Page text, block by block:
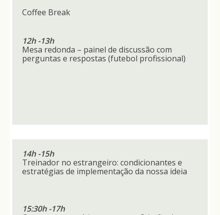
Coffee Break
12h -13h
Mesa redonda – painel de discussão com
perguntas e respostas (futebol profissional)
14h -15h
Treinador no estrangeiro: condicionantes e
estratégias de implementação da nossa ideia
15:30h -17h